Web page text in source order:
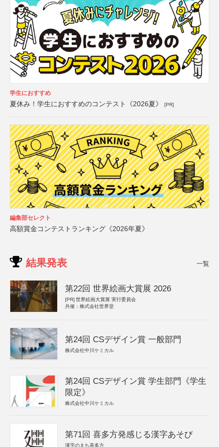
学生におすすめ
夏休み！学生におすすめのコンテスト《2026夏》 [PR]
編集部セレクト
高額賞金コンテストランキング《2026年夏》
結果発表 一覧
第22回 世界絵画大賞展 2026
[PR] 世界絵画大賞展 実行委員会
共催：株式会社世界堂
第24回 CSデザイン賞 一般部門
株式会社中川ケミカル
第24回 CSデザイン賞 学生部門《学生
限定》
株式会社中川ケミカル
第71回 喜多方発感じる漢字あそび
漢字のまち喜多方